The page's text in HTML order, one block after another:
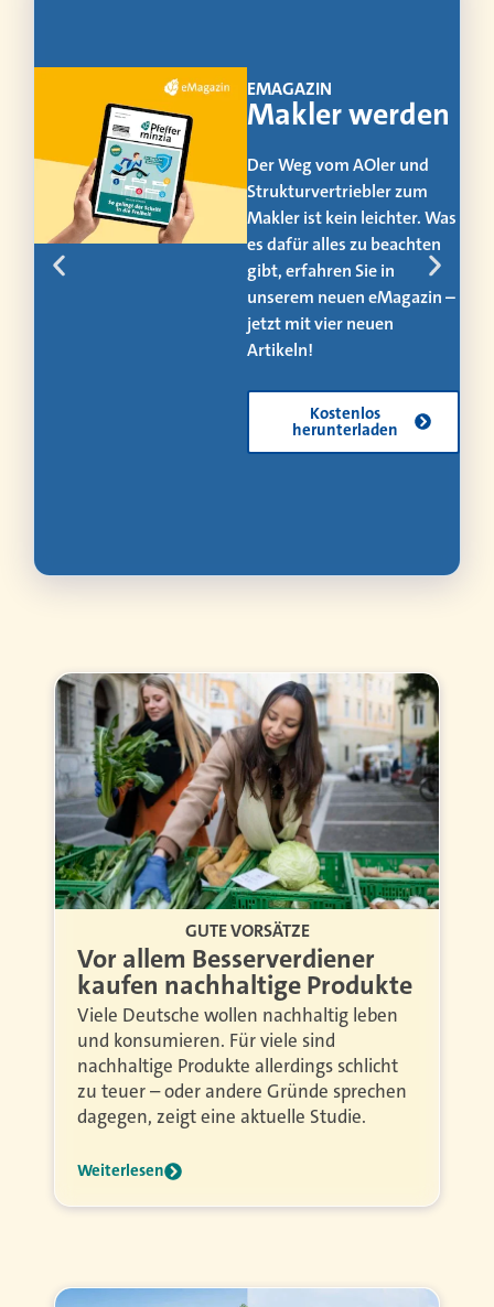
EMAGAZIN
Makler werden
Der Weg vom AOler und
Strukturvertriebler zum
Makler ist kein leichter. Was
es dafür alles zu beachten
gibt, erfahren Sie in
unserem neuen eMagazin –
jetzt mit vier neuen
Artikeln!
Kostenlos
herunterladen
GUTE VORSÄTZE
Vor allem Besserverdiener
kaufen nachhaltige Produkte
Viele Deutsche wollen nachhaltig leben
und konsumieren. Für viele sind
nachhaltige Produkte allerdings schlicht
zu teuer – oder andere Gründe sprechen
dagegen, zeigt eine aktuelle Studie.
Weiterlesen